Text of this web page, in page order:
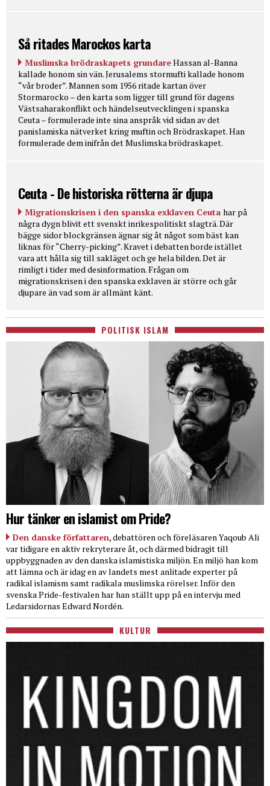
Så ritades Marockos karta
Muslimska brödraskapets grundareHassan al-Banna
kallade honom sin vän. Jerusalems stormufti kallade honom
“vår broder”. Mannen som 1956 ritade kartan över
Stormarocko – den karta som ligger till grund för dagens
Västsaharakonflikt och händelseutvecklingen i spanska
Ceuta – formulerade inte sina anspråk vid sidan av det
panislamiska nätverket kring muftin och Brödraskapet. Han
formulerade dem inifrån det Muslimska brödraskapet.
Ceuta - De historiska rötterna är djupa
Migrationskrisen i den spanska exklaven Ceuta har på
några dygn blivit ett svenskt inrikespolitiskt slagträ. Där
bägge sidor blockgränsen ägnar sig åt något som bäst kan
liknas för “Cherry-picking”. Kravet i debatten borde istället
vara att hålla sig till sakläget och ge hela bilden. Det är
rimligt i tider med desinformation. Frågan om
migrationskrisen i den spanska exklaven är större och går
djupare än vad som är allmänt känt.
POLITISK ISLAM
Hur tänker en islamist om Pride?
Den danske författaren, debattören och föreläsaren Yaqoub Ali
var tidigare en aktiv rekryterare åt, och därmed bidragit till
uppbyggnaden av den danska islamistiska miljön. En miljö han kom
att lämna och är idag en av landets mest anlitade experter på
radikal islamism samt radikala muslimska rörelser. Inför den
svenska Pride-festivalen har han ställt upp på en intervju med
Ledarsidornas Edward Nordén.
KULTUR